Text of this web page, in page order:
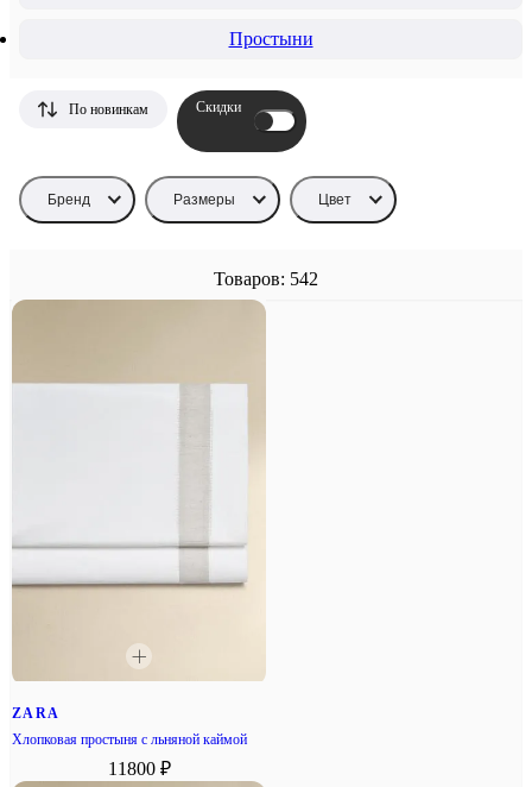
Простыни
Бренд Размеры Цвет
Товаров: 542
По новинкам Скидки
ZARA
Хлопковая простыня с льняной каймой
11800 ₽